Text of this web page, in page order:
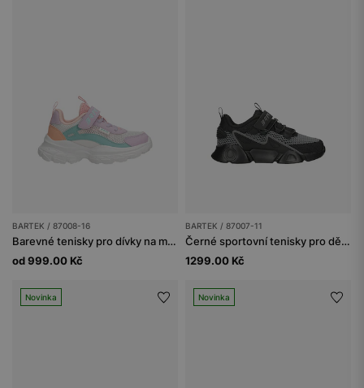
BARTEK / 87008-16
Barevné tenisky pro dívky na masivní podrážce BARTEK 87008-16
od 999.00 Kč
BARTEK / 87007-11
Černé sportovní tenisky pro děti BARTEK 87007-11
1299.00 Kč
Novinka Novinka